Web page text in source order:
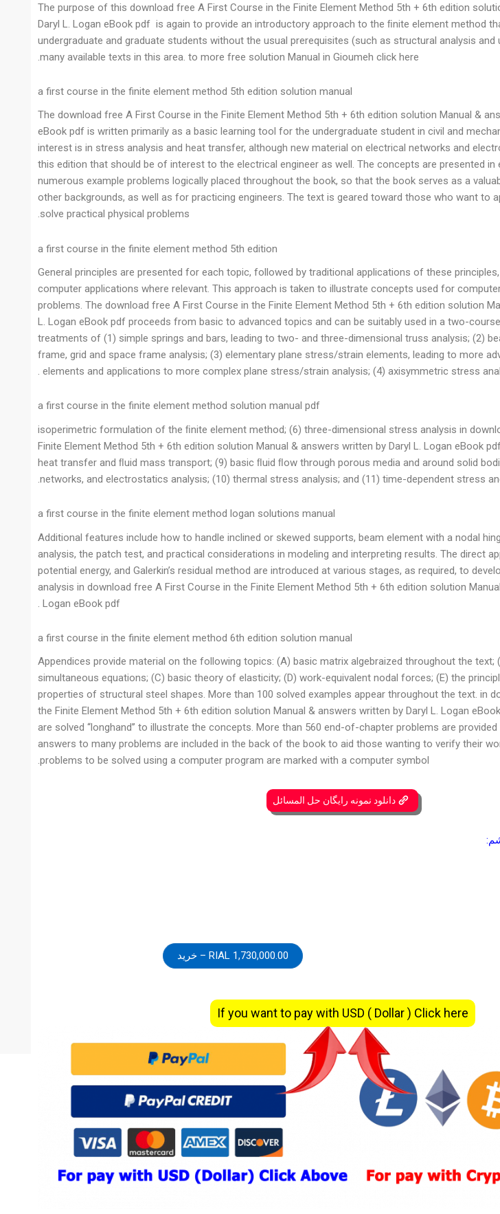
The purpose of this download free A First Course in the Finite Element Method 5th + 6th edition
Daryl L. Logan eBook pdf is again to provide an introductory approach to the ﬁnite element method
undergraduate and graduate students without the usual prerequisites (such as structural analysis and
many available texts in this area. to more free solution Manual in Gioumeh click here.
a first course in the finite element method 5th edition solution manual
The download free A First Course in the Finite Element Method 5th + 6th edition solution Manual &
eBook pdf is written primarily as a basic learning tool for the undergraduate student in civil and
interest is in stress analysis and heat transfer, although new material on electrical networks and
this edition that should be of interest to the electrical engineer as well. The concepts are presented
numerous example problems logically placed throughout the book, so that the book serves as a
other backgrounds, as well as for practicing engineers. The text is geared toward those who want to
solve practical physical problems.
a first course in the finite element method 5th edition
General principles are presented for each topic, followed by traditional applications of these
computer applications where relevant. This approach is taken to illustrate concepts used for
problems. The download free A First Course in the Finite Element Method 5th + 6th edition solution
L. Logan eBook pdf proceeds from basic to advanced topics and can be suitably used in a two-
treatments of (1) simple springs and bars, leading to two- and three-dimensional truss analysis; (2)
frame, grid and space frame analysis; (3) elementary plane stress/strain elements, leading to more
elements and applications to more complex plane stress/strain analysis; (4) axisymmetric stress
a first course in the finite element method solution manual pdf
isoperimetric formulation of the ﬁnite element method; (6) three-dimensional stress analysis in
Finite Element Method 5th + 6th edition solution Manual & answers written by Daryl L. Logan eBook
heat transfer and ﬂuid mass transport; (9) basic ﬂuid ﬂow through porous media and around solid
networks, and electrostatics analysis; (10) thermal stress analysis; and (11) time-dependent stress
a first course in the finite element method logan solutions manual
Additional features include how to handle inclined or skewed supports, beam element with a nodal
analysis, the patch test, and practical considerations in modeling and interpreting results. The direct
potential energy, and Galerkin’s residual method are introduced at various stages, as required, to
analysis in download free A First Course in the Finite Element Method 5th + 6th edition solution
Logan eBook pdf .
a first course in the finite element method 6th edition solution manual
Appendices provide material on the following topics: (A) basic matrix algebraized throughout the
simultaneous equations; (C) basic theory of elasticity; (D) work-equivalent nodal forces; (E) the
properties of structural steel shapes. More than 100 solved examples appear throughout the text. in
the Finite Element Method 5th + 6th edition solution Manual & answers written by Daryl L. Logan
are solved ‘‘longhand’’ to illustrate the concepts. More than 560 end-of-chapter problems are
answers to many problems are included in the back of the book to aid those wanting to verify their
problems to be solved using a computer program are marked with a computer symbol.
دانلود نمونه رایگان حل المسائل
1,730,000.00 RIAL – خرید
If you want to pay with USD ( Dollar ) Click here